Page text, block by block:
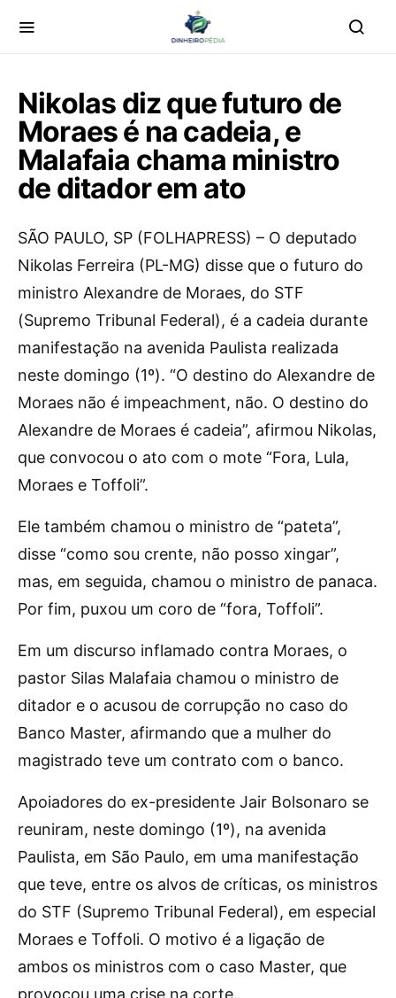
Nikolas diz que futuro de
Moraes é na cadeia, e
Malafaia chama ministro
de ditador em ato
SÃO PAULO, SP (FOLHAPRESS) – O deputado
Nikolas Ferreira (PL-MG) disse que o futuro do
ministro Alexandre de Moraes, do STF
(Supremo Tribunal Federal), é a cadeia durante
manifestação na avenida Paulista realizada
neste domingo (1º). “O destino do Alexandre de
Moraes não é impeachment, não. O destino do
Alexandre de Moraes é cadeia”, afirmou Nikolas,
que convocou o ato com o mote “Fora, Lula,
Moraes e Toffoli”.
Ele também chamou o ministro de “pateta”,
disse “como sou crente, não posso xingar”,
mas, em seguida, chamou o ministro de panaca.
Por fim, puxou um coro de “fora, Toffoli”.
Em um discurso inflamado contra Moraes, o
pastor Silas Malafaia chamou o ministro de
ditador e o acusou de corrupção no caso do
Banco Master, afirmando que a mulher do
magistrado teve um contrato com o banco.
Apoiadores do ex-presidente Jair Bolsonaro se
reuniram, neste domingo (1º), na avenida
Paulista, em São Paulo, em uma manifestação
que teve, entre os alvos de críticas, os ministros
do STF (Supremo Tribunal Federal), em especial
Moraes e Toffoli. O motivo é a ligação de
ambos os ministros com o caso Master, que
provocou uma crise na corte.